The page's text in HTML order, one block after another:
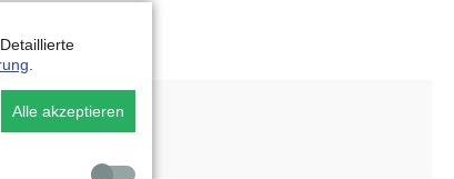
Alle akzeptieren